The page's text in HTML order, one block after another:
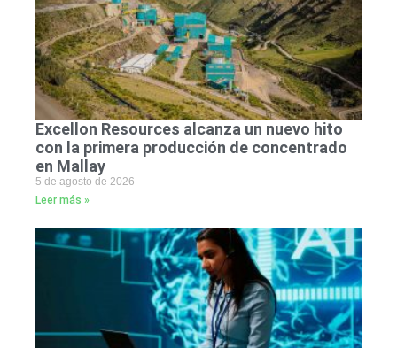
Excellon Resources alcanza un nuevo hito
con la primera producción de concentrado
en Mallay
5 de agosto de 2026
Leer más »